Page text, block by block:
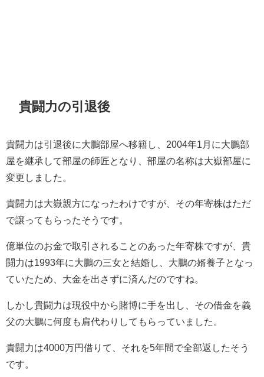
貴闘力の引退後
貴闘力は引退後に大鵬部屋へ移籍し、2004年1月に大鵬部
屋を継承して部屋の師匠となり、部屋の名称は大嶽部屋に
変更しました。
貴闘力は大嶽親方になったわけですが、その年寄株はただ
で譲ってもらったそうです。
億単位のお金で取引されることのあった年寄株ですが、貴
闘力は1993年に大鵬の三女と結婚し、大鵬の婿養子となっ
ていたため、大金を出さずに済んだのですね。
しかし貴闘力は現役中から賭博に手を出し、その借金を義
父の大鵬に何度も肩代わりしてもらっていました。
貴闘力は4000万円借りて、それを5年間で全部返したそう
です。